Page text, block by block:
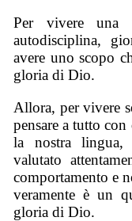
Per vivere una
autodisciplina,
avere uno scopo
gloria di Dio.
Allora, per vivere
pensare a tutto
la nostra lingua,
valutato
comportamento e
veramente è un
gloria di Dio.